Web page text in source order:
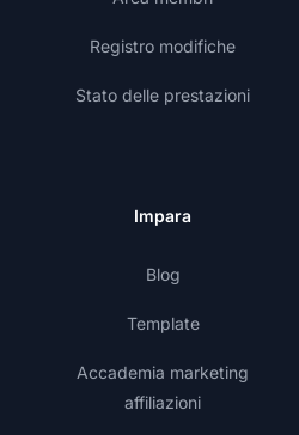
Registro modifiche
Stato delle prestazioni
Impara
Blog
Template
Accademia marketing
affiliazioni